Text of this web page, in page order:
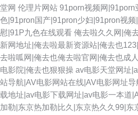
堂网 伦理片网站 91porn视频网
色|91pron国产|91pron少妇|91pron视
慰|91P九色在线观看 俺去啦久久网|俺
新网地址|俺去啦最新资源站|俺去也
去啦呱网|俺去也俺去啦官网|俺去也成
电影院|俺去也狠狠操 av电影天堂网址
站导航|AV电影网站在线|AV电影网址
载地址|av电影下载网址|av电影一本道
加勒|东京热加勒比久|东京热久久99|东